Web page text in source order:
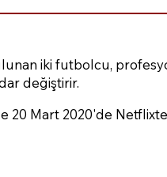
iki futbolcu,
değiştirir.
20 Mart 2020'de